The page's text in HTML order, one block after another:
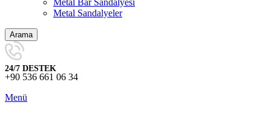
Metal Bar Sandalyesi
Metal Sandalyeler
Arama
24/7 DESTEK
+90 536 661 06 34
Menü